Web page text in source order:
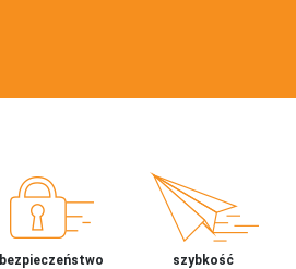
bezpieczeństwo
szybkość